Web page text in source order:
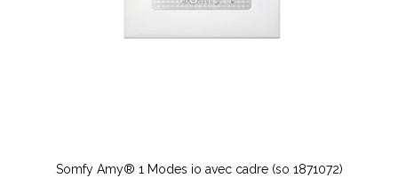
Somfy Amy® 1 Modes io avec cadre (so 1871072)